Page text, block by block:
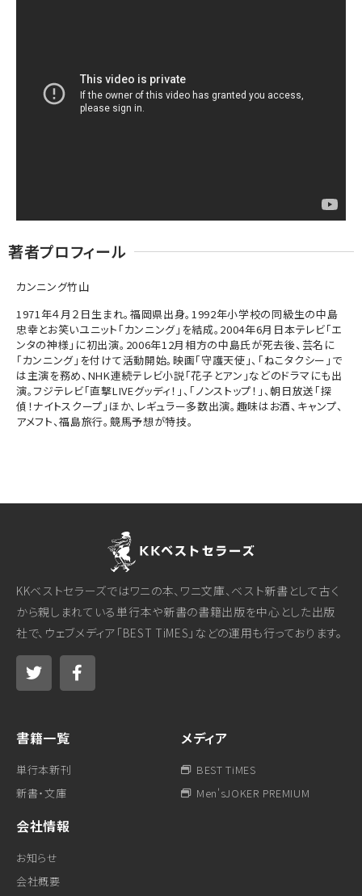
著者プロフィール
カンニング竹山
1971年４月２日生まれ。福岡県出身。1992年小学校の同級生の中島
忠幸とお笑いユニット「カンニング」を結成。2004年6月日本テレビ「エ
ンタの神様」に初出演。2006年12月相方の中島氏が死去後、芸名に
「カンニング」を付けて活動開始。映画「守護天使」、「ねこタクシー」で
は主演を務め、NHK連続テレビ小説「花子とアン」などのドラマにも出
演。フジテレビ「直撃LIVEグッディ！」、「ノンストップ！」、朝日放送「探
偵！ナイトスクープ」ほか、レギュラー多数出演。趣味はお酒、キャンプ、
アメフト、福島旅行。競馬予想が特技。
KKベストセラーズではワニの本、ワニ文庫、ベスト新書として古く
から親しまれている単行本や新書の書籍出版を中心とした出版
社で、ウェブメディア「BEST TiMES」などの運用も行っております。
書籍一覧
単行本新刊
新書・文庫
メディア
BEST TiMES
Men'sJOKER PREMIUM
会社情報
お知らせ
会社概要